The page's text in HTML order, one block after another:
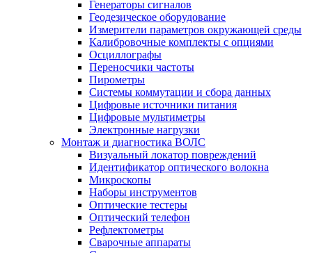
Генераторы сигналов
Геодезическое оборудование
Измерители параметров окружающей среды
Калибровочные комплекты с опциями
Осциллографы
Переносчики частоты
Пирометры
Системы коммутации и сбора данных
Цифровые источники питания
Цифровые мультиметры
Электронные нагрузки
Монтаж и диагностика ВОЛС
Визуальный локатор повреждений
Идентификатор оптического волокна
Микроскопы
Наборы инструментов
Оптические тестеры
Оптический телефон
Рефлектометры
Сварочные аппараты